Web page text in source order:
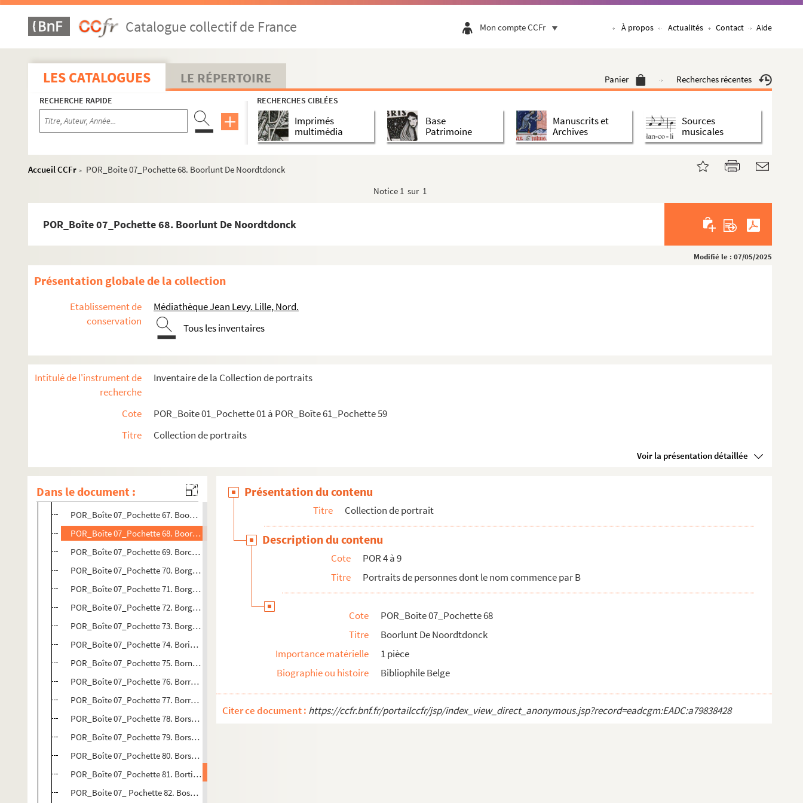
Catalogue collectif de France Mon compte CCFr À propos Actualités Contact Aide
LES CATALOGUES LE RÉPERTOIRE Panier Recherches récentes
RECHERCHE RAPIDE RECHERCHES CIBLÉES
Imprimés
multimédia
Base
Patrimoine
Manuscrits et
Archives
Sources
musicales
Accueil CCFr >
POR_Boîte 07_Pochette 68. Boorlunt De Noordtdonck
Notice 1 sur 1
POR_Boîte 07_Pochette 68. Boorlunt De Noordtdonck
Modifié le : 07/05/2025
Présentation globale de la collection
Etablissement de
conservation
Médiathèque Jean Levy. Lille, Nord.
Tous les inventaires
Intitulé de l'instrument de
recherche
Inventaire de la Collection de portraits
Cote
POR_Boîte 01_Pochette 01 à POR_Boîte 61_Pochette 59
Titre
Collection de portraits
Voir la présentation détaillée
Dans le document :
POR_Boîte07_Pochette 41. Boerhave, Hermann
POR_Boîte 07_Pochette 42. Boerner, Frédéric
POR_Boîte 07_Pochette 43. Bogaerts, Felix
POR-Boîte 07_Pochette 44. Bogne De Faye
POR_Boîte 07_Pochette 45. Boichot
POR_Boîte 07_Pochette 46. Boîeldieu
POR_Boîte 07_Pochette 47. Boigne, Général Benoit ( Comte de)
POR_Boîte07_Pochette 51. Boissy d'Anglas, François Antoine
POR_Boîte 07_Pochette 54. Bolingbroke, Henri-Saint Jhon (Vicomte de)1678-1751
POR_Boîte 07_Pochette 56. Bon, Henry
POR_Boîte 07_Pochette 57. Bon, Pierre
POR_Boîte 07_Pochette 59. Bonald, Louis-Jacques Maurice
POR_Boîte 07_Pochette 60. Bonchamps, Charles Melchior Artus (de)
POR_Boîte 07_Pochette 62. Bonjour, Guillaume
POR_Boîte 07_Pochette 63. Bonnay, François (Marquis de)
POR_Boîte 07_Pochette 65. Bonnier D'Alco, Ange
POR_Boîte 07_Pochette 66. Boonen, Arnold
POR_Boîte 07_Pochette 67. Boonen, Jacques
POR_Boîte 07_Pochette 68. Boorlunt De Noordtdonck
POR_Boîte 07_Pochette 69. Borcht, Henry (Van der)
POR_Boîte 07_Pochette 70. Borghesi, François
POR_Boîte 07_Pochette 71. Borgia, Charles
POR_Boîte 07_Pochette 72. Borgia ou Borja (François)
POR_Boîte 07_Pochette 73. Borgia , César
POR_Boîte 07_Pochette 74. Bories, Jean François leclecrq
POR_Boîte 07_Pochette 75. Bornier, Henri (Vicomte de)
POR_Boîte 07_Pochette 76. Borromée, Saint Charles
POR_Boîte 07_Pochette 77. Borromée, Gilbert
POR_Boîte 07_Pochette 78. Borssele, Adrien Van
POR_Boîte 07_Pochette 79. Borsele, Franck (De)
POR_Boîte 07_Pochette 80. Borssole, Jean (Van)
POR_Boîte 07_Pochette 81. Bortius, Petrus
POR_Boite 07_ Pochette 82. Bosboom, Simon
Présentation du contenu
Titre Collection de portrait
Description du contenu
Cote
POR 4 à 9
Titre
Portraits de personnes dont le nom commence par B
Cote
POR_Boîte 07_Pochette 68
Titre
Boorlunt De Noordtdonck
Importance matérielle
1 pièce
Biographie ou histoire
Bibliophile Belge
Citer ce document : https://ccfr.bnf.fr/portailccfr/jsp/index_view_direct_anonymous.jsp?record=eadcgm:EADC:a79838428